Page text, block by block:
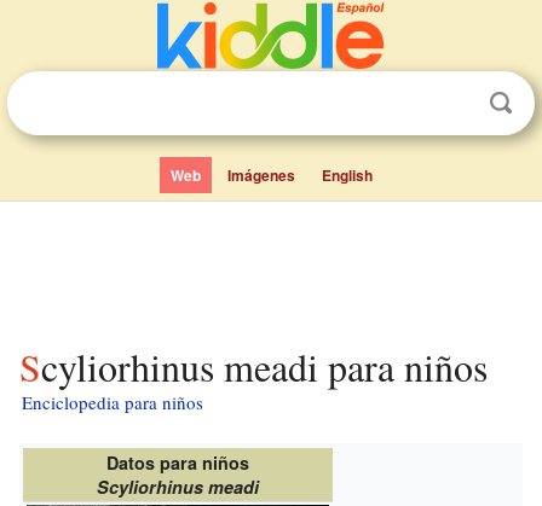
Web Imágenes English
Scyliorhinus meadi para niños
Enciclopedia para niños
Datos para niños
Scyliorhinus meadi